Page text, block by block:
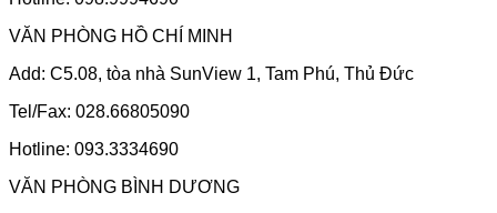
VĂN PHÒNG HỒ CHÍ MINH
Add: C5.08, tòa nhà SunView 1, Tam Phú, Thủ Đức
Tel/Fax: 028.66805090
Hotline: 093.3334690
VĂN PHÒNG BÌNH DƯƠNG